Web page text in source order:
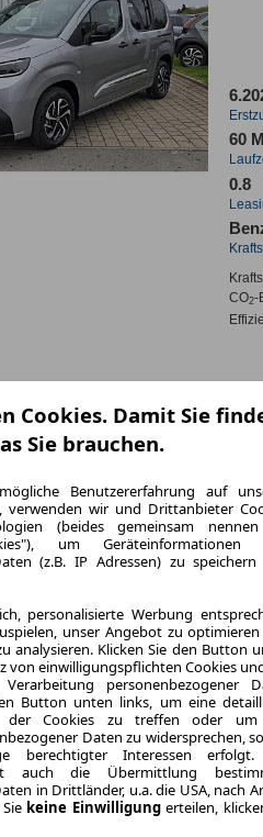
60
0.8
CO2-
ca.
CO2-
Cookies. Damit Sie
Sie brauchen.
Benutzererfahrung auf
verwenden wir und Drittanbieter
(beides gemeinsam
um Geräteinformationen
(z.B. IP Adressen) zu
personalisierte Werbung
unser Angebot zu
analysieren. Klicken Sie den Button
von einwilligungspflichten Cookies
personenbezogener
Button unten links, um eine
der Cookies zu treffen oder
Daten zu widersprechen,
berechtigter Interessen
auch die Übermittlung
in Drittländer, u.a. die USA, nach
keine Einwilligungerteilen,